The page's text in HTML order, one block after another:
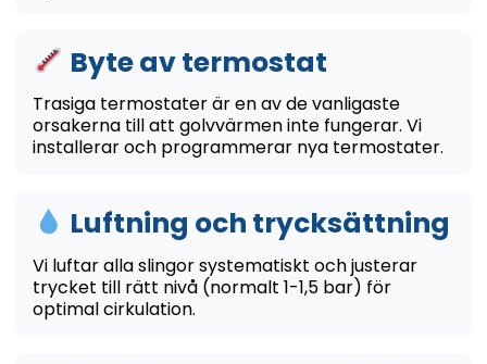
Byte av termostat
Trasiga termostater är en av de vanligaste
orsakerna till att golvvärmen inte fungerar. Vi
installerar och programmerar nya termostater.
Luftning och trycksättning
Vi luftar alla slingor systematiskt och justerar
trycket till rätt nivå (normalt 1-1,5 bar) för
optimal cirkulation.